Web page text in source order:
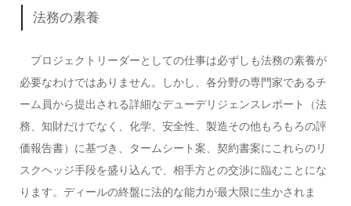
法務の素養
プロジェクトリーダーとしての仕事は必ずしも法務の素養が
必要なわけではありません。しかし、各分野の専門家であるチ
ーム員から提出される詳細なデューデリジェンスレポート（法
務、知財だけでなく、化学、安全性、製造その他もろもろの評
価報告書）に基づき、タームシート案、契約書案にこれらのリ
スクヘッジ手段を盛り込んで、相手方との交渉に臨むことにな
ります。ディールの終盤に法的な能力が最大限に生かされま